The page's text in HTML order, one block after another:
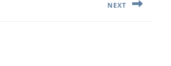
NEXT